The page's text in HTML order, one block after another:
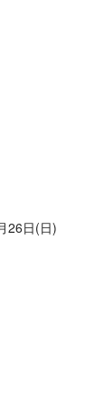
26日(日)